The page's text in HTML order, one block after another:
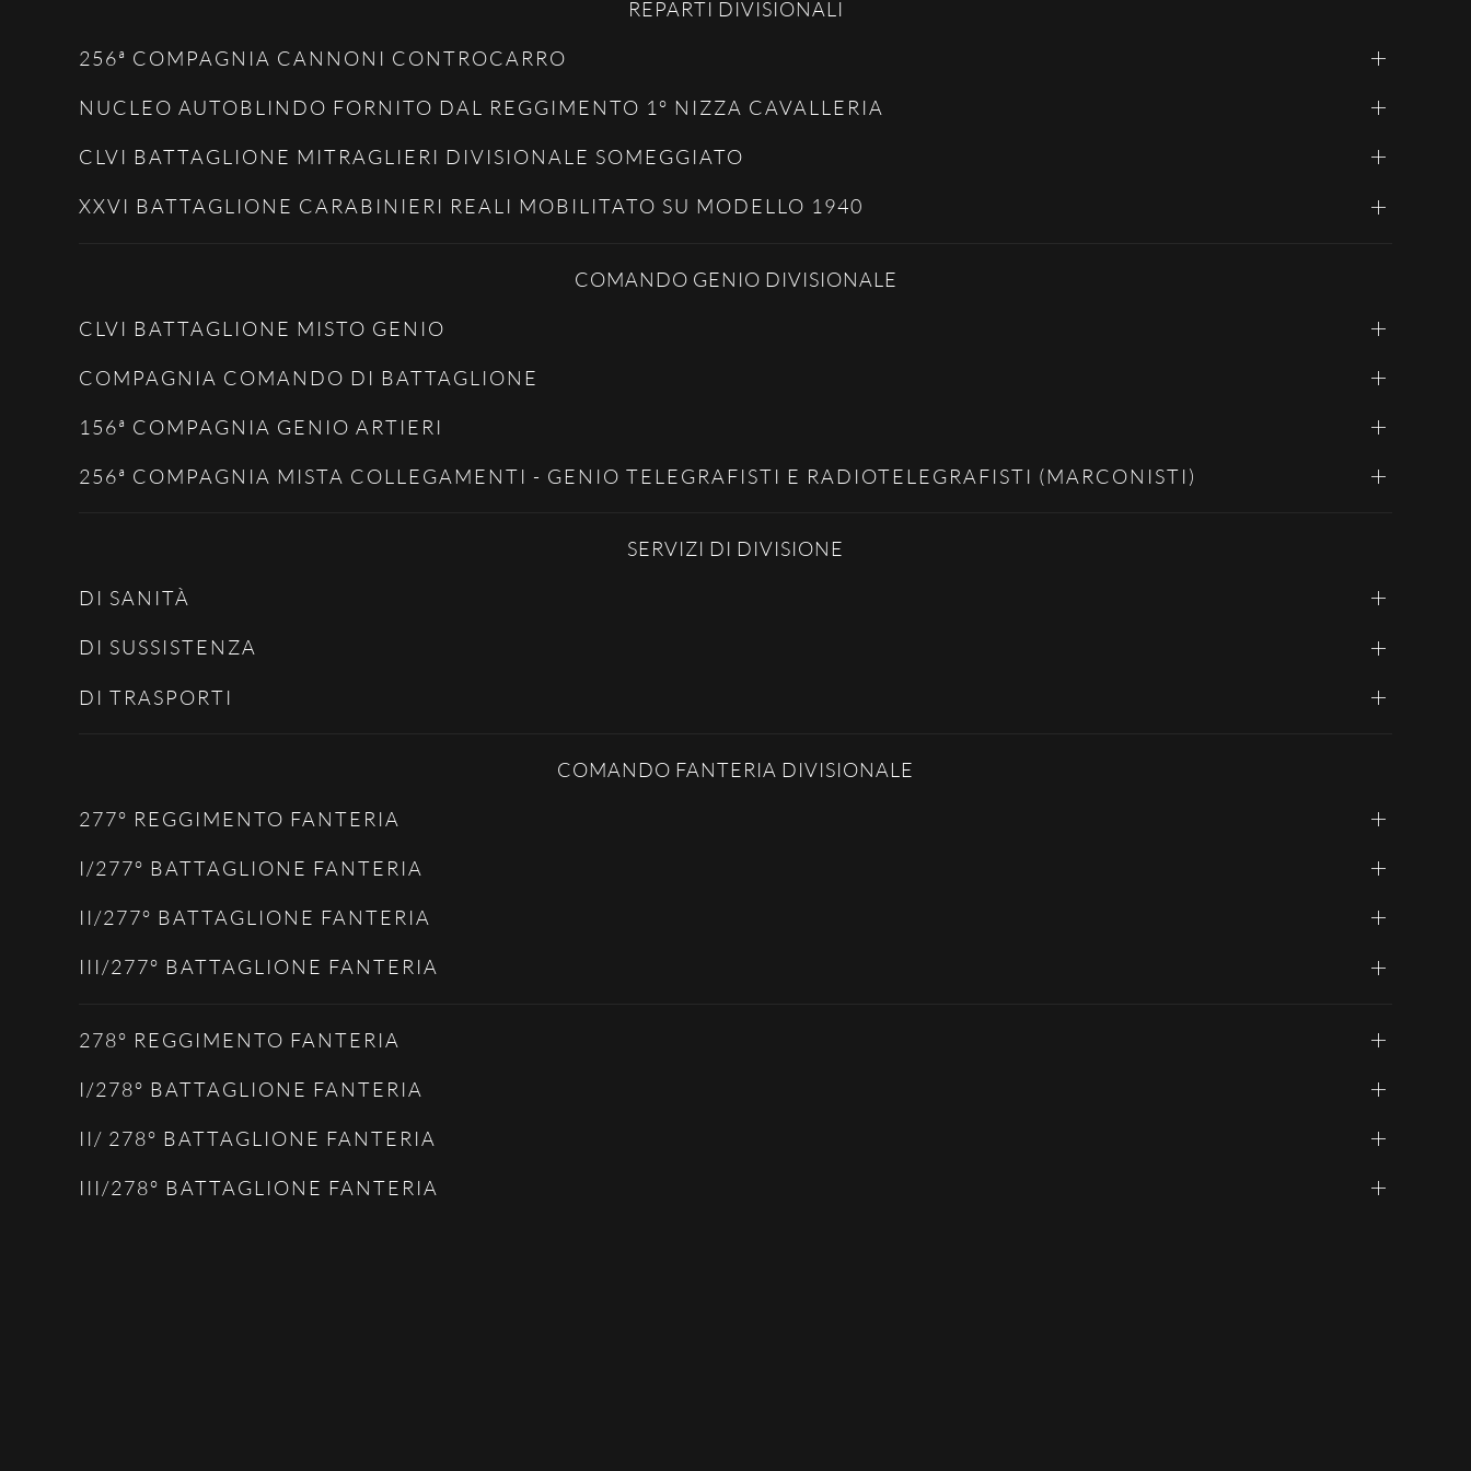
REPARTI DIVISIONALI
256ª COMPAGNIA CANNONI CONTROCARRO
NUCLEO AUTOBLINDO FORNITO DAL REGGIMENTO 1° NIZZA CAVALLERIA
CLVI BATTAGLIONE MITRAGLIERI DIVISIONALE SOMEGGIATO
XXVI BATTAGLIONE CARABINIERI REALI MOBILITATO SU MODELLO 1940
COMANDO GENIO DIVISIONALE
CLVI BATTAGLIONE MISTO GENIO
COMPAGNIA COMANDO DI BATTAGLIONE
156ª COMPAGNIA GENIO ARTIERI
256ª COMPAGNIA MISTA COLLEGAMENTI - GENIO TELEGRAFISTI E RADIOTELEGRAFISTI (MARCONISTI)
SERVIZI DI DIVISIONE
DI SANITÀ
DI SUSSISTENZA
DI TRASPORTI
COMANDO FANTERIA DIVISIONALE
277° REGGIMENTO FANTERIA
I/277° BATTAGLIONE FANTERIA
II/277° BATTAGLIONE FANTERIA
III/277° BATTAGLIONE FANTERIA
278° REGGIMENTO FANTERIA
I/278° BATTAGLIONE FANTERIA
II/ 278° BATTAGLIONE FANTERIA
III/278° BATTAGLIONE FANTERIA